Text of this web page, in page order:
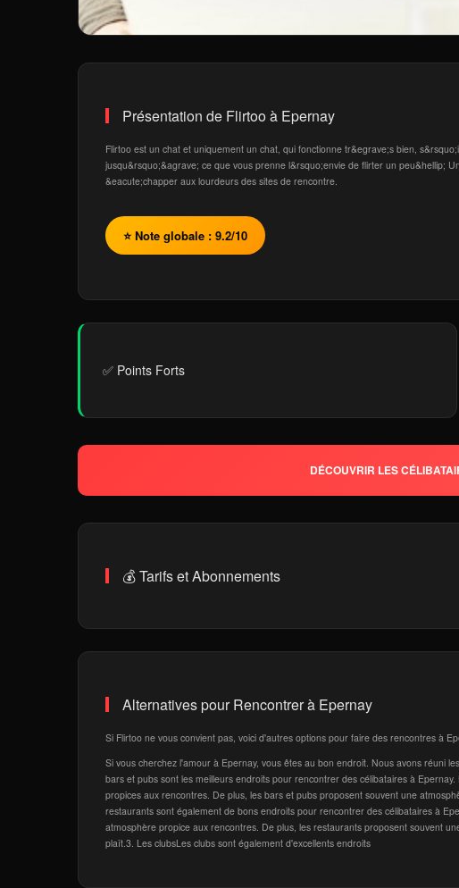
Présentation de Flirtoo à Epernay
Flirtoo est un chat et uniquement un chat, qui fonctionne tr&egrave;s bien,
jusqu&rsquo;&agrave; ce que vous prenne l&rsquo;envie de flirter un peu&hellip;
&eacute;chapper aux lourdeurs des sites de rencontre.
⭐ Note globale : 9.2/10
✅ Points Forts
DÉCOUVRIR LES
💰 Tarifs et Abonnements
Alternatives pour Rencontrer à Epernay
Si Flirtoo ne vous convient pas, voici d'autres options pour faire des rencontres à
Si vous cherchez l'amour à Epernay, vous êtes au bon endroit. Nous avons réuni
bars et pubs sont les meilleurs endroits pour rencontrer des célibataires à
propices aux rencontres. De plus, les bars et pubs proposent souvent une
restaurants sont également de bons endroits pour rencontrer des célibataires à
atmosphère propice aux rencontres. De plus, les restaurants proposent souvent
plaît.3. Les clubsLes clubs sont également d'excellents endroits